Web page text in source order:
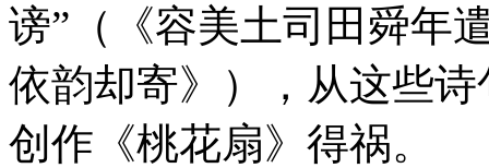
谤”（《容美土司田舜年
依韵却寄》），从这些
创作《桃花扇》得祸。